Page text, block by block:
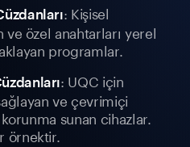
: Kişisel
özel anahtarları yerel
programlar.
: UQC için
ve çevrimiçi
sunan cihazlar.
örnektir.